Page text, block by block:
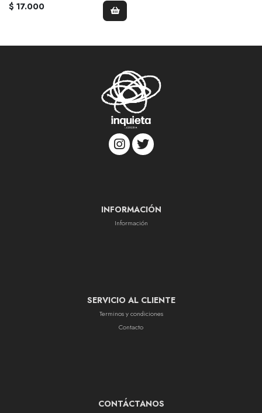
$ 17.000
INFORMACIÓN
Información
SERVICIO AL CLIENTE
Terminos y condiciones
Contacto
CONTÁCTANOS